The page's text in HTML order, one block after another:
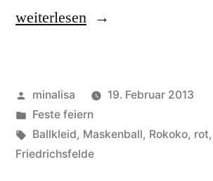
„Venezianischer
weiterlesen
Veröffentlicht
von
minalisa
19. Februar 2013
Veröffentlicht
unter
Feste feiern
Schlagwörter:
Ballkleid, Maskenball, Rokoko, rot,
Friedrichsfelde